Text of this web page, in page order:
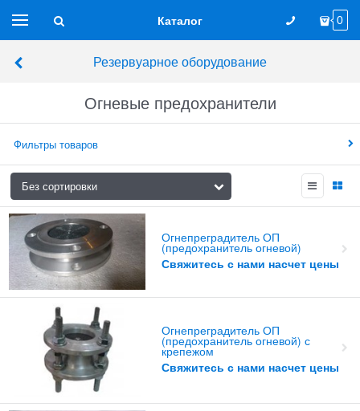
Каталог 0
Резервуарное оборудование
Огневые предохранители
Фильтры товаров
Огнепреградитель ОП
(предохранитель огневой)
Свяжитесь с нами насчет цены
Огнепреградитель ОП
(предохранитель огневой) с
крепежом
Свяжитесь с нами насчет цены